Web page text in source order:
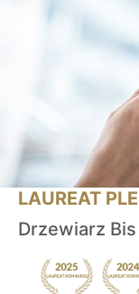
LAUREAT
Drzewiarz